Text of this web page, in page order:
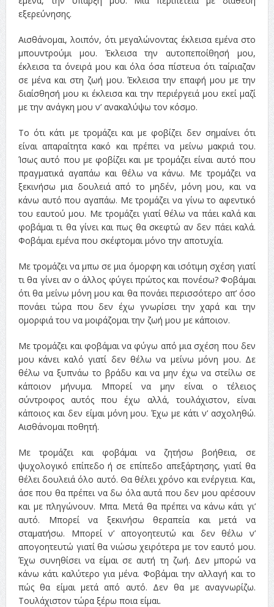
εξερεύνησης.
Αισθάνομαι, λοιπόν, ότι μεγαλώνοντας έκλεισα εμένα στο
μπουντρούμι μου. Έκλεισα την αυτοπεποίθησή μου,
έκλεισα τα όνειρά μου και όλα όσα πίστευα ότι ταίριαζαν
σε μένα και στη ζωή μου. Έκλεισα την επαφή μου με την
διαίσθησή μου κι έκλεισα και την περιέργειά μου εκεί μαζί
με την ανάγκη μου ν’ ανακαλύψω τον κόσμο.
Το ότι κάτι με τρομάζει και με φοβίζει δεν σημαίνει ότι
είναι απαραίτητα κακό και πρέπει να μείνω μακριά του.
Ίσως αυτό που με φοβίζει και με τρομάζει είναι αυτό που
πραγματικά αγαπάω και θέλω να κάνω. Με τρομάζει να
ξεκινήσω μια δουλειά από το μηδέν, μόνη μου, και να
κάνω αυτό που αγαπάω. Με τρομάζει να γίνω το αφεντικό
του εαυτού μου. Με τρομάζει γιατί θέλω να πάει καλά και
φοβάμαι τι θα γίνει και πως θα σκεφτώ αν δεν πάει καλά.
Φοβάμαι εμένα που σκέφτομαι μόνο την αποτυχία.
Με τρομάζει να μπω σε μια όμορφη και ισότιμη σχέση γιατί
τι θα γίνει αν ο άλλος φύγει πρώτος και πονέσω? Φοβάμαι
ότι θα μείνω μόνη μου και θα πονάει περισσότερο απ’ όσο
πονάει τώρα που δεν έχω γνωρίσει την χαρά και την
ομορφιά του να μοιράζομαι την ζωή μου με κάποιον.
Με τρομάζει και φοβάμαι να φύγω από μια σχέση που δεν
μου κάνει καλό γιατί δεν θέλω να μείνω μόνη μου. Δε
θέλω να ξυπνάω το βράδυ και να μην έχω να στείλω σε
κάποιον μήνυμα. Μπορεί να μην είναι ο τέλειος
σύντροφος αυτός που έχω αλλά, τουλάχιστον, είναι
κάποιος και δεν είμαι μόνη μου. Έχω με κάτι ν’ ασχοληθώ.
Αισθάνομαι ποθητή.
Με τρομάζει και φοβάμαι να ζητήσω βοήθεια, σε
ψυχολογικό επίπεδο ή σε επίπεδο απεξάρτησης, γιατί θα
θέλει δουλειά όλο αυτό. Θα θέλει χρόνο και ενέργεια. Και,
άσε που θα πρέπει να δω όλα αυτά που δεν μου αρέσουν
και με πληγώνουν. Μπα. Μετά θα πρέπει να κάνω κάτι γι’
αυτό. Μπορεί να ξεκινήσω θεραπεία και μετά να
σταματήσω. Μπορεί ν’ απογοητευτώ και δεν θέλω ν’
απογοητευτώ γιατί θα νιώσω χειρότερα με τον εαυτό μου.
Έχω συνηθίσει να είμαι σε αυτή τη ζωή. Δεν μπορώ να
κάνω κάτι καλύτερο για μένα. Φοβάμαι την αλλαγή και το
πώς θα είμαι μετά από αυτό. Δεν θα με αναγνωρίζω.
Τουλάχιστον τώρα ξέρω ποια είμαι.